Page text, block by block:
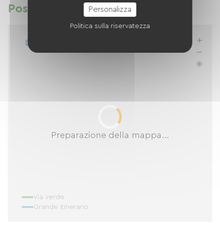
Posizione
Preparazione della mappa...
Via verde
Grande itinerario
Personalizza
Politica sulla riservatezza